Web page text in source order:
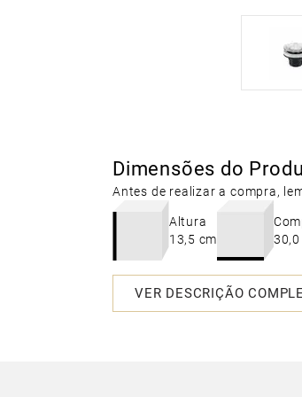
Dimensões do
Antes de realizar a compra,
Altura
13,5 cm
30,0
VER DESCRIÇÃO